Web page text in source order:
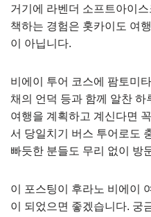
거기에 라벤더 소프트아이
책하는 경험은 홋카이도 여
이 아닙니다.
비에이 투어 코스에 팜토미
채의 언덕 등과 함께 알찬 하
여행을 계획하고 계신다면
서 당일치기 버스 투어로도
빠듯한 분들도 무리 없이 방
이 포스팅이 후라노 비에이
이 되었으면 좋겠습니다. 궁